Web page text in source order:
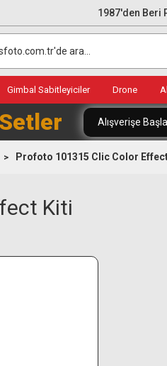
1987'den Beri
Gimbal Sabitleyiciler Drone
Alışverişe Başla
Profoto 101315 Clic Color
Kiti